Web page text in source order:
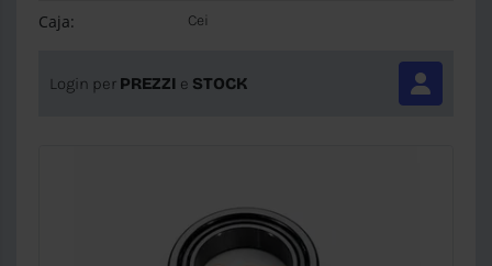
Caja: Cei
Login per PREZZI e STOCK